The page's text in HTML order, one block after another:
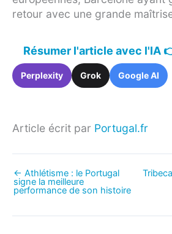
retour avec une grande
Résumer l'article avec l'IA
Perplexity Grok Google AI
Article écrit par Portugal.fr
← Athlétisme : le Portugal
signe la meilleure
performance de son histoire